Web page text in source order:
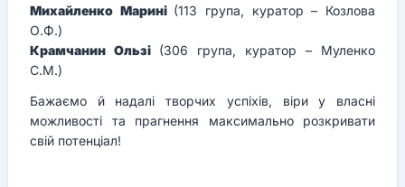
Михайленко Марині (113 група, куратор – Козлова
О.Ф.)
Крамчанин Ользі (306 група, куратор – Муленко
С.М.)
Бажаємо й надалі творчих успіхів, віри у власні
можливості та прагнення максимально розкривати
свій потенціал!